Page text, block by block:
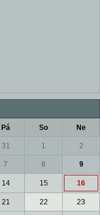
Pá So Ne
31 1 2
7 8 9
14 15 16
21 22 23